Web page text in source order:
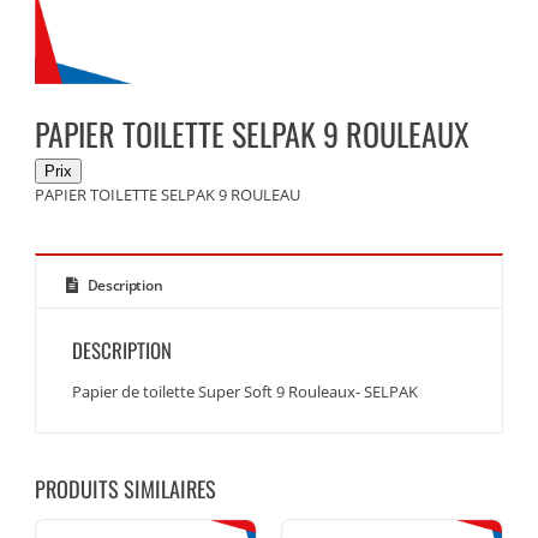
PAPIER TOILETTE SELPAK 9 ROULEAUX
PAPIER TOILETTE SELPAK 9 ROULEAU
Description
DESCRIPTION
Papier de toilette Super Soft 9 Rouleaux- SELPAK
PRODUITS SIMILAIRES